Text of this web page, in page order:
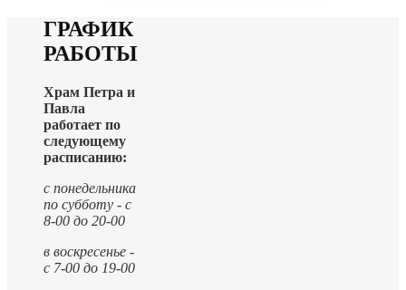
ГРАФИК
РАБОТЫ
Храм Петра и
Павла
работает по
следующему
расписанию:
с понедельника
по субботу - с
8-00 до 20-00
в воскресенье -
с 7-00 до 19-00